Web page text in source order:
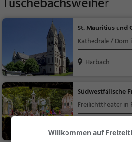
St. Mauritius und
Kathedrale / Dom
Harbach
Südwestfälische
Freudenberg e.V.
Freilichttheater in
Willkommen auf